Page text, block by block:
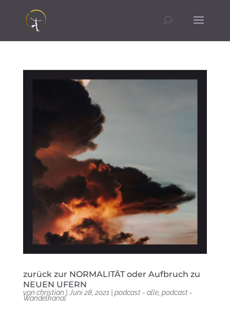
zurück zur NORMALITÄT oder Aufbruch zu
NEUEN UFERN
von christian |Juni 28, 2021 podcast - alle, podcast -
Wandelkanal